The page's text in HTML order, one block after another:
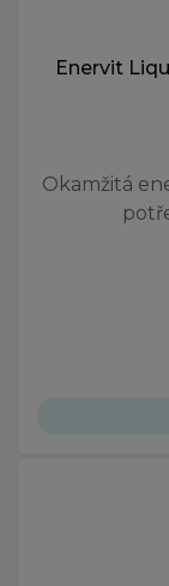
Enervit
Okamžitá